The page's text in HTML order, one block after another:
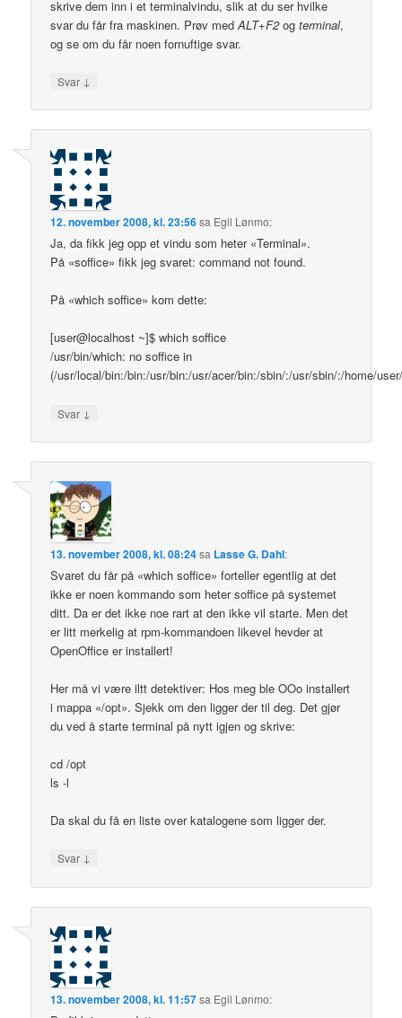
skrive dem inn i et terminalvindu, slik at du ser hvilke
svar du får fra maskinen. Prøv medALT+F2ogterminal,
og se om du får noen fornuftige svar.
Svar ↓
12. november 2008, kl. 23:56sa Egil Lønmo:
Ja, da fikk jeg opp et vindu som heter «Terminal».
På «soffice» fikk jeg svaret: command not found.
På «which soffice» kom dette:
[user@localhost ~]$ which soffice
/usr/bin/which: no soffice in
(/usr/local/bin:/bin:/usr/bin:/usr/acer/bin:/sbin/:/usr/sbin/:/home/
Svar ↓
13. november 2008, kl. 08:24sa Lasse G. Dahl:
Svaret du får på «which soffice» forteller egentlig at det
ikke er noen kommando som heter soffice på systemet
ditt. Da er det ikke noe rart at den ikke vil starte. Men det
er litt merkelig at rpm-kommandoen likevel hevder at
OpenOffice er installert!
Her må vi være iltt detektiver: Hos meg ble OOo installert
i mappa «/opt». Sjekk om den ligger der til deg. Det gjør
du ved å starte terminal på nytt igjen og skrive:
cd /opt
ls -l
Da skal du få en liste over katalogene som ligger der.
Svar ↓
13. november 2008, kl. 11:57sa Egil Lønmo: